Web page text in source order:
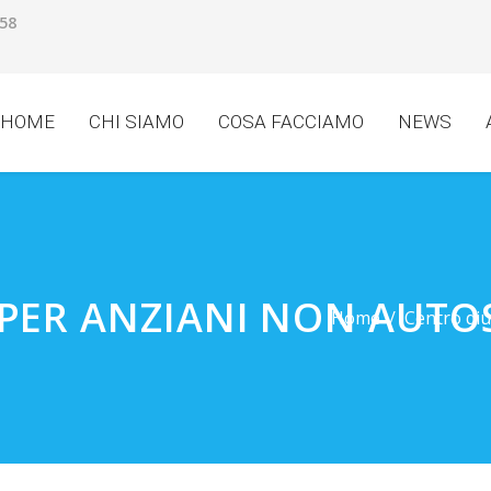
HOME CHI SIAMO COSA FACCIAMO NEWS
ANZIANI NONHome Centro